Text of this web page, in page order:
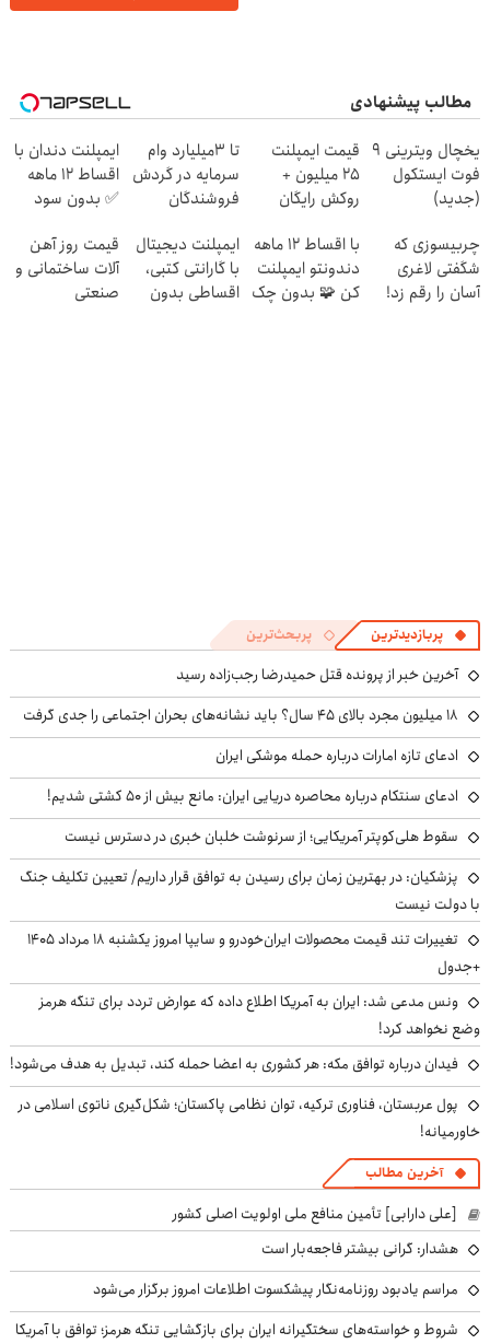
مطالب پیشنهادی
یخچال ویترینی 9
فوت ایستکول
(جدید)
قیمت ایمپلنت
۲۵ میلیون +
روکش رایگان
تا 3میلیارد وام
سرمایه در گردش
فروشندگان
ایمپلنت دندان با
اقساط 12 ماهه
✅ بدون سود
چربیسوزی که
شگفتی لاغری
آسان را رقم زد!
با اقساط 12 ماهه
دندونتو ایمپلنت
کن 🧩 بدون چک
ایمپلنت دیجیتال
با گارانتی کتبی،
اقساطی بدون
قیمت روز آهن
آلات ساختمانی و
صنعتی
پربازدیدترین پربحث‌ترین
آخرین خبر از پرونده قتل حمیدرضا رجب‌زاده رسید
۱۸ میلیون مجرد بالای ۴۵ سال؟ باید نشانه‌های بحران اجتماعی را جدی گرفت
ادعای تازه امارات درباره حمله موشکی ایران
ادعای سنتکام درباره محاصره دریایی ایران: مانع بیش از ۵۰ کشتی شدیم!
سقوط هلی‌کوپتر آمریکایی؛ از سرنوشت خلبان خبری در دسترس نیست
پزشکیان‌: در بهترین زمان برای رسیدن به توافق قرار داریم/ تعیین تکلیف جنگ
با دولت نیست
تغییرات تند قیمت محصولات ایران‌خودرو و سایپا امروز یکشنبه ۱۸ مرداد ۱۴۰۵
+جدول
ونس مدعی شد: ایران به آمریکا اطلاع داده که عوارض تردد برای تنگه هرمز
وضع نخواهد کرد!
فیدان درباره توافق مکه: هر کشوری به اعضا حمله کند، تبدیل به هدف می‌شود!
پول عربستان، فناوری ترکیه، توان نظامی پاکستان؛ شکل‌گیری ناتوی اسلامی در
خاورمیانه!
آخرین مطالب
[علی دارابی] تأمین منافع ملی اولویت اصلی کشور
هشدار: گرانی بیشتر فاجعه‌بار است
مراسم یادبود روزنامه‌نگار پیشکسوت اطلاعات امروز برگزار می‌شود
شروط و خواسته‌های سختگیرانه ایران برای بازگشایی تنگه هرمز؛ توافق با آمریکا